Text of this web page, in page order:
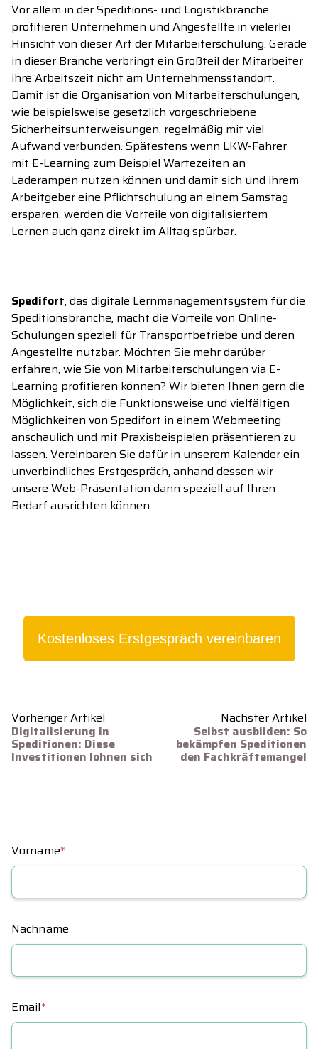
Vor allem in der Speditions- und Logistikbranche
profitieren Unternehmen und Angestellte in vielerlei
Hinsicht von dieser Art der Mitarbeiterschulung. Gerade
in dieser Branche verbringt ein Großteil der Mitarbeiter
ihre Arbeitszeit nicht am Unternehmensstandort.
Damit ist die Organisation von Mitarbeiterschulungen,
wie beispielsweise gesetzlich vorgeschriebene
Sicherheitsunterweisungen, regelmäßig mit viel
Aufwand verbunden. Spätestens wenn LKW-Fahrer
mit E-Learning zum Beispiel Wartezeiten an
Laderampen nutzen können und damit sich und ihrem
Arbeitgeber eine Pflichtschulung an einem Samstag
ersparen, werden die Vorteile von digitalisiertem
Lernen auch ganz direkt im Alltag spürbar.
Spedifort, das digitale Lernmanagementsystem für die
Speditionsbranche, macht die Vorteile von Online-
Schulungen speziell für Transportbetriebe und deren
Angestellte nutzbar. Möchten Sie mehr darüber
erfahren, wie Sie von Mitarbeiterschulungen via E-
Learning profitieren können? Wir bieten Ihnen gern die
Möglichkeit, sich die Funktionsweise und vielfältigen
Möglichkeiten von Spedifort in einem Webmeeting
anschaulich und mit Praxisbeispielen präsentieren zu
lassen. Vereinbaren Sie dafür in unserem Kalender ein
unverbindliches Erstgespräch, anhand dessen wir
unsere Web-Präsentation dann speziell auf Ihren
Bedarf ausrichten können.
Kostenloses Erstgespräch vereinbaren
Vorheriger Artikel
Digitalisierung in
Speditionen: Diese
Investitionen lohnen sich
Nächster Artikel
Selbst ausbilden: So
bekämpfen Speditionen
den Fachkräftemangel
Vorname*
Nachname
Email*